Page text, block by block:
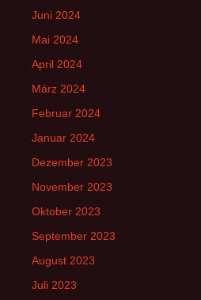
Juni 2024
Mai 2024
April 2024
März 2024
Februar 2024
Januar 2024
Dezember 2023
November 2023
Oktober 2023
September 2023
August 2023
Juli 2023